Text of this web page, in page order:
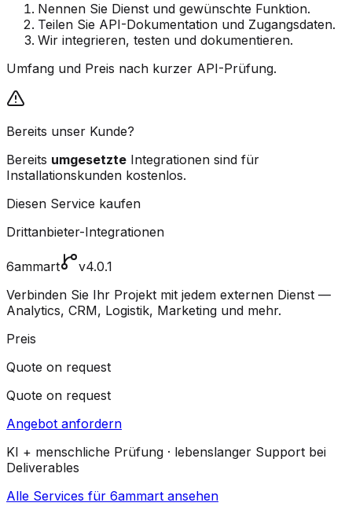
Nennen Sie Dienst und gewünschte Funktion.
Teilen Sie API-Dokumentation und Zugangsdaten.
Wir integrieren, testen und dokumentieren.
Umfang und Preis nach kurzer API-Prüfung.
Bereits unser Kunde?
Bereits umgesetzte Integrationen sind für
Installationskunden kostenlos.
Diesen Service kaufen
Drittanbieter-Integrationen
6ammart
v4.0.1
Verbinden Sie Ihr Projekt mit jedem externen Dienst —
Analytics, CRM, Logistik, Marketing und mehr.
Preis
Quote on request
Quote on request
Angebot anfordern
KI + menschliche Prüfung · lebenslanger Support bei
Deliverables
Alle Services für 6ammart ansehen